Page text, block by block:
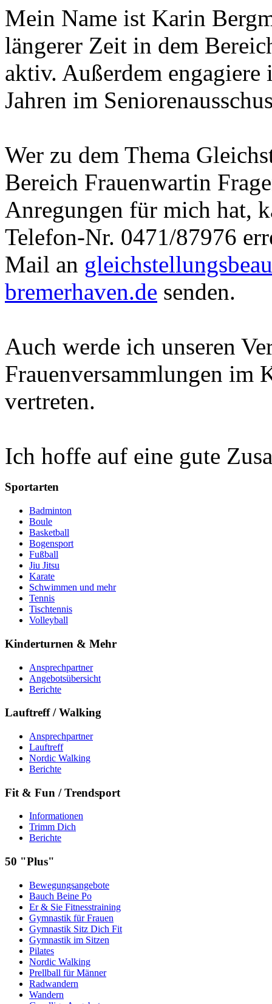
Mein Name ist Karin
längerer Zeit in dem
aktiv. Außerdem
Jahren im
Wer zu dem Thema
Bereich Frauenwartin
Anregungen für mich hat,
Telefon-Nr. 0471/87976
Mail an
bremerhaven.de senden.
Auch werde ich unseren
Frauenversammlungen im
vertreten.
Ich hoffe auf eine gute
Sportarten
Badminton
Boule
Basketball
Bogensport
Fußball
Jiu Jitsu
Karate
Schwimmen und mehr
Tennis
Tischtennis
Volleyball
Kinderturnen & Mehr
Ansprechpartner
Angebotsübersicht
Berichte
Lauftreff / Walking
Ansprechpartner
Lauftreff
Nordic Walking
Berichte
Fit & Fun / Trendsport
Informationen
Trimm Dich
Berichte
50 "Plus"
Bewegungsangebote
Bauch Beine Po
Er & Sie Fitnesstraining
Gymnastik für Frauen
Gymnastik Sitz Dich Fit
Gymnastik im Sitzen
Pilates
Nordic Walking
Prellball für Männer
Radwandern
Wandern